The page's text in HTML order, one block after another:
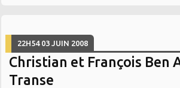
22H54 03 JUIN 2008
Christian et François Ben
Transe